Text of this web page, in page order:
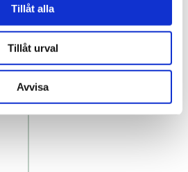
Tillåt alla
Tillåt urval
Avvisa